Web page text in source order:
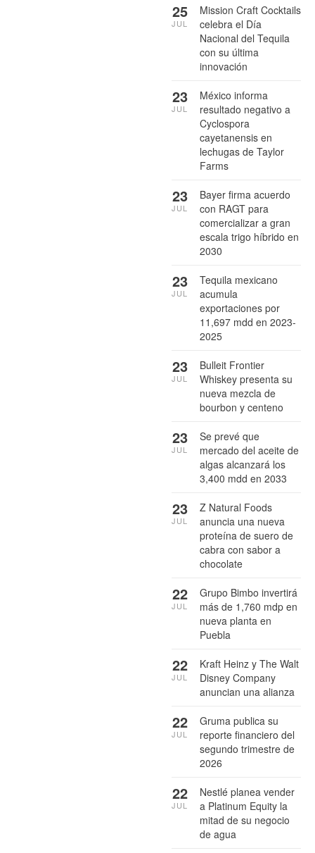
Mission Craft Cocktails
celebra el Día
Nacional del Tequila
con su última
innovación
25
JUL
México informa
resultado negativo a
Cyclospora
cayetanensis en
lechugas de Taylor
Farms
23
JUL
Bayer firma acuerdo
con RAGT para
comercializar a gran
escala trigo híbrido en
2030
23
JUL
Tequila mexicano
acumula
exportaciones por
11,697 mdd en 2023-
2025
23
JUL
Bulleit Frontier
Whiskey presenta su
nueva mezcla de
bourbon y centeno
23
JUL
Se prevé que
mercado del aceite de
algas alcanzará los
3,400 mdd en 2033
23
JUL
Z Natural Foods
anuncia una nueva
proteína de suero de
cabra con sabor a
chocolate
23
JUL
Grupo Bimbo invertirá
más de 1,760 mdp en
nueva planta en
Puebla
22
JUL
Kraft Heinz y The Walt
Disney Company
anuncian una alianza
22
JUL
Gruma publica su
reporte financiero del
segundo trimestre de
2026
22
JUL
Nestlé planea vender
a Platinum Equity la
mitad de su negocio
de agua
22
JUL